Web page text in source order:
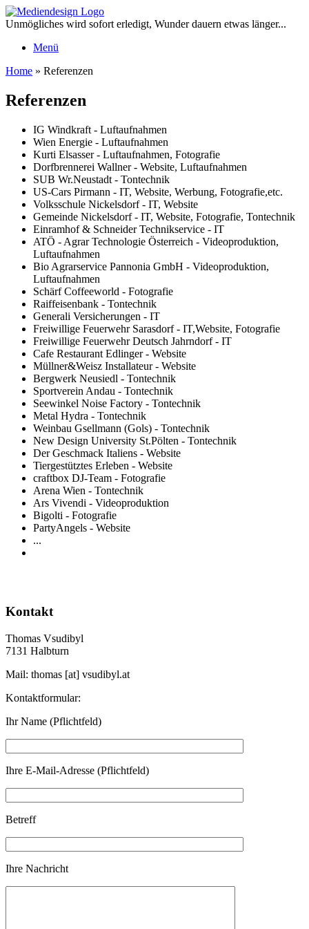
Zum
Inhalt
Unmögliches wird sofort erledigt, Wunder dauern etwas länger...
Menü
Home » Referenzen
Referenzen
IG Windkraft - Luftaufnahmen
Wien Energie - Luftaufnahmen
Kurti Elsasser - Luftaufnahmen, Fotografie
Dorfbrennerei Wallner - Website, Luftaufnahmen
SUB Wr.Neustadt - Tontechnik
US-Cars Pirmann - IT, Website, Werbung, Fotografie,etc.
Volksschule Nickelsdorf - IT, Website
Gemeinde Nickelsdorf - IT, Website, Fotografie, Tontechnik
Einramhof & Schneider Technikservice - IT
ATÖ - Agrar Technologie Österreich - Videoproduktion,
Luftaufnahmen
Bio Agrarservice Pannonia GmbH - Videoproduktion,
Luftaufnahmen
Schärf Coffeeworld - Fotografie
Raiffeisenbank - Tontechnik
Generali Versicherungen - IT
Freiwillige Feuerwehr Sarasdorf - IT,Website, Fotografie
Freiwillige Feuerwehr Deutsch Jahrndorf - IT
Cafe Restaurant Edlinger - Website
Müllner&Weisz Installateur - Website
Bergwerk Neusiedl - Tontechnik
Sportverein Andau - Tontechnik
Seewinkel Noise Factory - Tontechnik
Metal Hydra - Tontechnik
Weinbau Gsellmann (Gols) - Tontechnik
New Design University St.Pölten - Tontechnik
Der Geschmack Italiens - Website
Tiergestütztes Erleben - Website
craftbox DJ-Team - Fotografie
Arena Wien - Tontechnik
Ars Vivendi - Videoproduktion
Bigolti - Fotografie
PartyAngels - Website
...
Kontakt
Thomas Vsudibyl
7131 Halbturn
Mail: thomas [at] vsudibyl.at
Kontaktformular:
Ihr Name (Pflichtfeld)
Ihre E-Mail-Adresse (Pflichtfeld)
Betreff
Ihre Nachricht